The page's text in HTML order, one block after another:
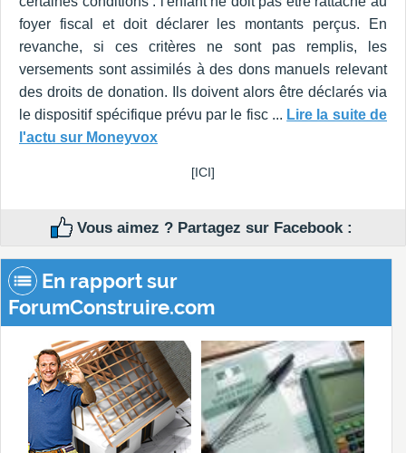
foyer fiscal et doit déclarer les montants perçus. En
revanche, si ces critères ne sont pas remplis, les
versements sont assimilés à des dons manuels relevant
des droits de donation. Ils doivent alors être déclarés via
le dispositif spécifique prévu par le fisc ... Lire la suite de
l'actu sur Moneyvox
[ICI]
Vous aimez ? Partagez sur Facebook :
En rapport sur
ForumConstruire.com